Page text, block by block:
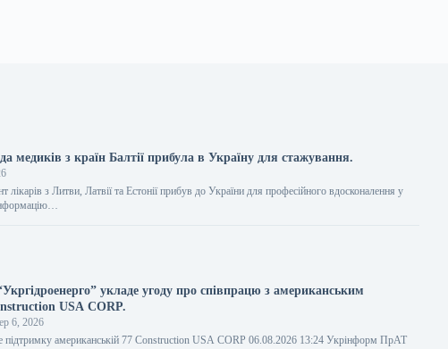
медиків з країн Балтії прибула в Україну для стажування.
лікарів з Литви, Латвії та Естонії прибув до України для професійного вдосконалення у
укладе угоду про співпрацю з американським
USA CORP.
6, 2026
підтримку американській 77 Construction USA CORP 06.08.2026 13:24 Укрінформ ПрАТ